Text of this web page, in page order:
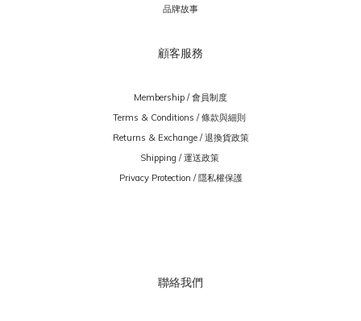
品牌故事
顧客服務
Membership / 會員制度
Terms & Conditions / 條款與細則
Returns & Exchange / 退換貨政策
Shipping / 運送政策
Privacy Protection / 隱私權保護
聯絡我們